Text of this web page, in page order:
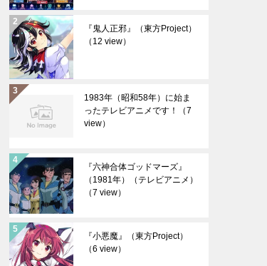
『鬼人正邪』（東方Project）
（12 view）
1983年（昭和58年）に始ま
ったテレビアニメです！
（7
view）
『六神合体ゴッドマーズ』
（1981年）（テレビアニメ）
（7 view）
『小悪魔』（東方Project）
（6 view）